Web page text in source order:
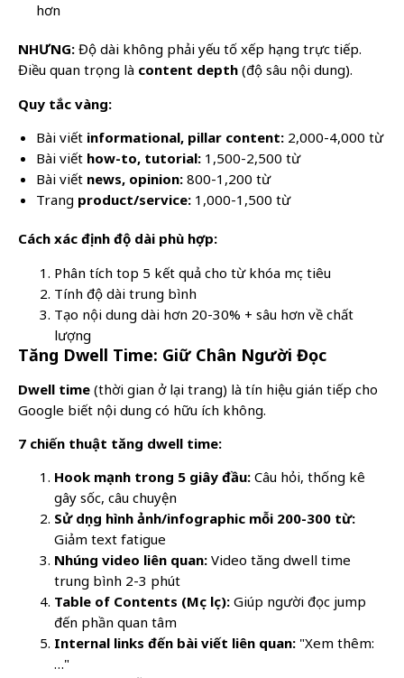
hơn
NHƯNG: Độ dài không phải yếu tố xếp hạng trực tiếp.
Điều quan trọng là content depth (độ sâu nội dung).
Quy tắc vàng:
Bài viết informational, pillar content: 2,000-4,000 từ
Bài viết how-to, tutorial: 1,500-2,500 từ
Bài viết news, opinion: 800-1,200 từ
Trang product/service: 1,000-1,500 từ
Cách xác định độ dài phù hợp:
Phân tích top 5 kết quả cho từ khóa mục tiêu
Tính độ dài trung bình
Tạo nội dung dài hơn 20-30% + sâu hơn về chất
lượng
Tăng Dwell Time: Giữ Chân Người Đọc
Dwell time (thời gian ở lại trang) là tín hiệu gián tiếp cho
Google biết nội dung có hữu ích không.
7 chiến thuật tăng dwell time:
Hook mạnh trong 5 giây đầu: Câu hỏi, thống kê
gây sốc, câu chuyện
Sử dụng hình ảnh/infographic mỗi 200-300 từ:
Giảm text fatigue
Nhúng video liên quan: Video tăng dwell time
trung bình 2-3 phút
Table of Contents (Mục lục): Giúp người đọc jump
đến phần quan tâm
Internal links đến bài viết liên quan: "Xem thêm:
…"